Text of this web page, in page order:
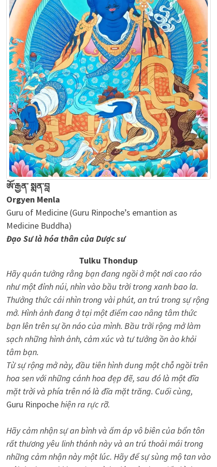
ཨོ་རྒྱན་ སྨན་བླ
Orgyen Menla
Guru of Medicine (Guru Rinpoche’s emantion as
Medicine Buddha)
Đạo Sư là hóa thân của Dược sư
Tulku Thondup
Hãy quán tưởng rằng bạn đang ngồi ở một nơi cao ráo
như một đỉnh núi, nhìn vào bầu trời trong xanh bao la.
Thưởng thức cái nhìn trong vài phút, an trú trong sự rộng
mở. Hình ảnh đang ở tại một điểm cao nâng tâm thức
bạn lên trên sự ồn náo của mình. Bầu trời rộng mở làm
sạch những hình ảnh, cảm xúc và tư tưởng ồn ào khỏi
tâm bạn.
Từ sự rộng mở này, đầu tiên hình dung một chỗ ngồi trên
hoa sen với những cánh hoa đẹp đẽ, sau đó là một đĩa
mặt trời và phía trên nó là đĩa mặt trăng. Cuối cùng,
Guru Rinpochehiện ra rực rỡ.
Hãy cảm nhận sự an bình và ấm áp vô biên của bổn tôn
rất thương yêu linh thánh này và an trú thoải mái trong
những cảm nhận này một lúc. Hãy để sự sùng mộ tan vào